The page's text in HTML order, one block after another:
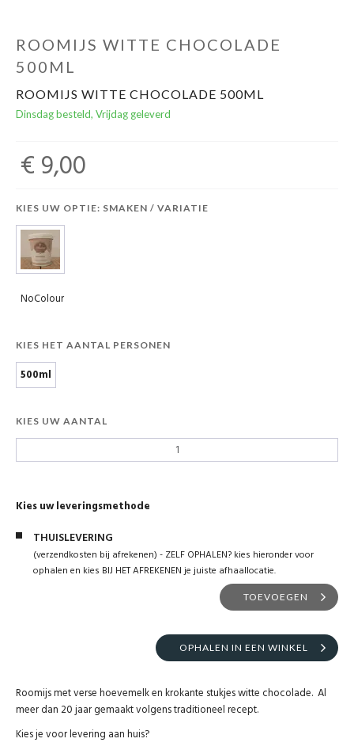
ROOMIJS WITTE CHOCOLADE
500ML
ROOMIJS WITTE CHOCOLADE 500ML
Dinsdag besteld, Vrijdag geleverd
€ 9,00
KIES UW OPTIE: SMAKEN / VARIATIE
NoColour
KIES HET AANTAL PERSONEN
500ml
KIES UW AANTAL
Kies uw leveringsmethode
THUISLEVERING
(verzendkosten bij afrekenen) - ZELF OPHALEN? kies hieronder voor
ophalen en kies BIJ HET AFREKENEN je juiste afhaallocatie.
TOEVOEGEN
OPHALEN IN EEN WINKEL
Roomijs met verse hoevemelk en krokante stukjes witte chocolade. Al
meer dan 20 jaar gemaakt volgens traditioneel recept.
Kies je voor levering aan huis?